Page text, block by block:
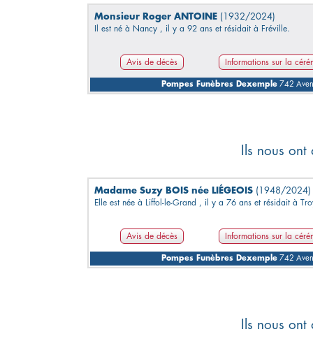
Monsieur Roger ANTOINE (1932/2024)
Il est né à Nancy , il y a 92 ans et résidait à Fréville.
Avis de décès Informations sur la
Pompes Funèbres Dexemple742
Ils nous
Madame Suzy BOIS née LIÉGEOIS (1948/2024)
Elle est née à Liffol-le-Grand , il y a 76 ans et résidait à
Avis de décès Informations sur la
Pompes Funèbres Dexemple742
Ils nous